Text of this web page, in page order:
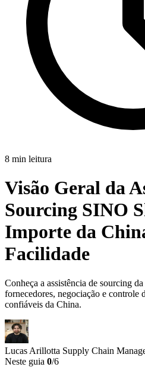
8 min leitura
Visão Geral da
Sourcing SINO
Importe da
Facilidade
Conheça a assistência de sourcing
fornecedores, negociação e controle
confiáveis da China.
Lucas Arillotta Supply Chain
Neste guia 0/6